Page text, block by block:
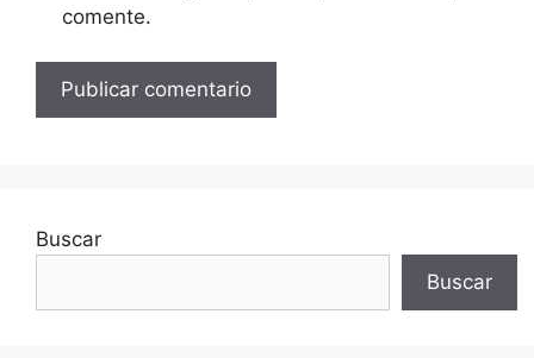
comente.
Buscar
Buscar